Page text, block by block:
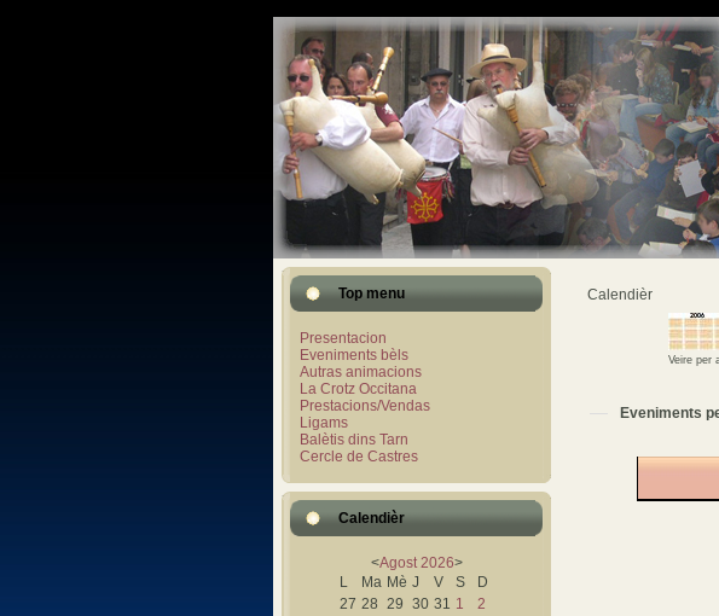
Top menu
Presentacion
Eveniments bèls
Autras animacions
La Crotz Occitana
Prestacions/Vendas
Ligams
Balètis dins Tarn
Cercle de Castres
Calendièr
<Agost 2026>
L
Ma Mè J V S
D
27 28 29 30 31 1
2
Calendièr
Veire per
Eveniments